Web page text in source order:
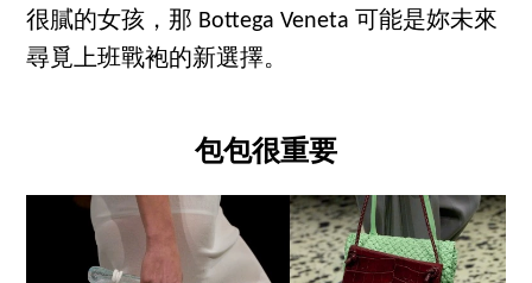
很膩的女孩，那 Bottega Veneta 可能是妳未來
尋覓上班戰袍的新選擇。
包包很重要